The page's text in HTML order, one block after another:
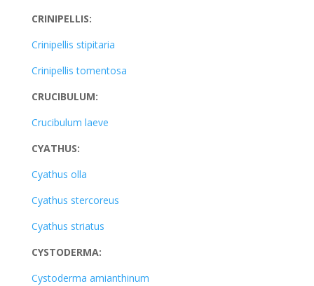
CRINIPELLIS:
Crinipellis stipitaria
Crinipellis tomentosa
CRUCIBULUM:
Crucibulum laeve
CYATHUS:
Cyathus olla
Cyathus stercoreus
Cyathus striatus
CYSTODERMA:
Cystoderma amianthinum